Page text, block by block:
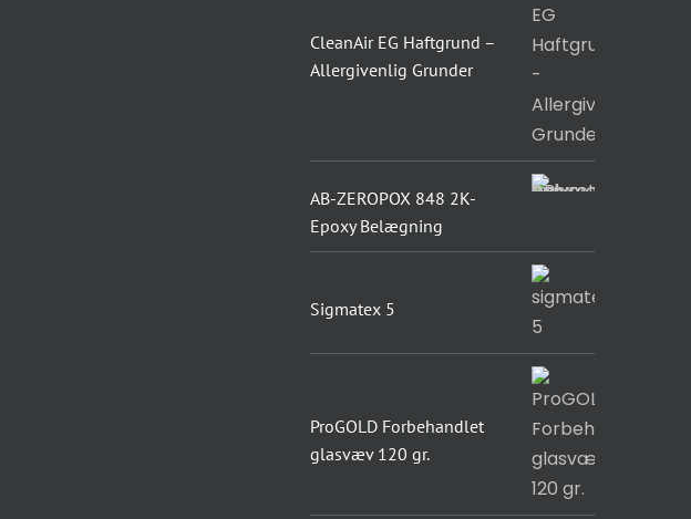
CleanAir EG Haftgrund –
Allergivenlig Grunder
AB-ZEROPOX 848 2K-
Epoxy Belægning
Sigmatex 5
ProGOLD Forbehandlet
glasvæv 120 gr.